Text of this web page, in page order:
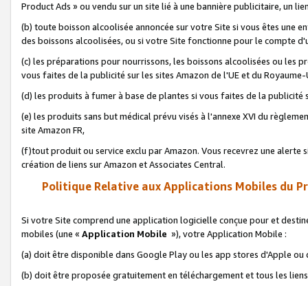
Product Ads » ou vendu sur un site lié à une bannière publicitaire, un
(b) toute boisson alcoolisée annoncée sur votre Site si vous êtes une
des boissons alcoolisées, ou si votre Site fonctionne pour le compte
(c) les préparations pour nourrissons, les boissons alcoolisées ou les
vous faites de la publicité sur les sites Amazon de l'UE et du Royaume-
(d) les produits à fumer à base de plantes si vous faites de la publicité
(e) les produits sans but médical prévu visés à l'annexe XVI du
site Amazon FR,
(f)tout produit ou service exclu par Amazon. Vous recevrez une alerte
création de liens sur Amazon et Associates Central.
Politique Relative aux Applications Mobiles du
Si votre Site comprend une application logicielle conçue pour et
mobiles (une « Application Mobile »), votre Application Mobile :
(a) doit être disponible dans Google Play ou les app stores d'Apple ou
(b) doit être proposée gratuitement en téléchargement et tous les